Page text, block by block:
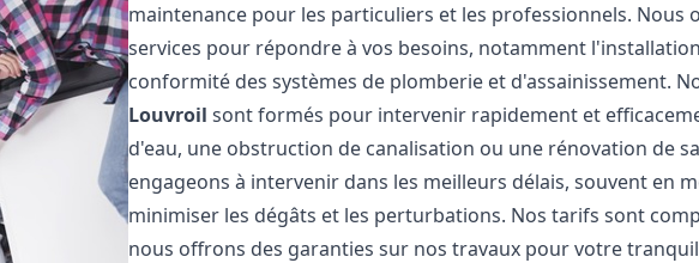
maintenance pour les particuliers et les professionnels. Nous
services pour répondre à vos besoins, notamment
conformité des systèmes de plomberie et d'assainissement.
Louvroil sont formés pour intervenir rapidement et
d'eau, une obstruction de canalisation ou une rénovation de
engageons à intervenir dans les meilleurs délais, souvent en
minimiser les dégâts et les perturbations. Nos tarifs sont
nous offrons des garanties sur nos travaux pour votre